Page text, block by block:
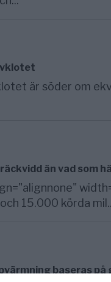
är söder om
än vad som
15.000 körda
baseras